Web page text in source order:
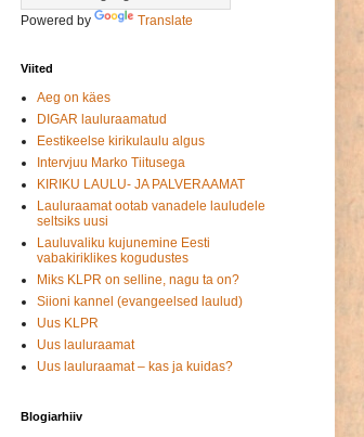
Powered by Translate
Viited
Aeg on käes
DIGAR lauluraamatud
Eestikeelse kirikulaulu algus
Intervjuu Marko Tiitusega
KIRIKU LAULU- JA PALVERAAMAT
Lauluraamat ootab vanadele lauludele
seltsiks uusi
Lauluvaliku kujunemine Eesti
vabakiriklikes kogudustes
Miks KLPR on selline, nagu ta on?
Siioni kannel (evangeelsed laulud)
Uus KLPR
Uus lauluraamat
Uus lauluraamat – kas ja kuidas?
Blogiarhiiv